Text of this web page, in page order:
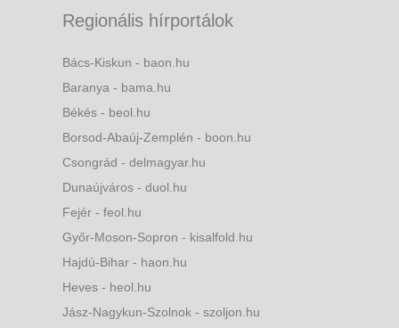
Regionális hírportálok
Bács-Kiskun - baon.hu
Baranya - bama.hu
Békés - beol.hu
Borsod-Abaúj-Zemplén - boon.hu
Csongrád - delmagyar.hu
Dunaújváros - duol.hu
Fejér - feol.hu
Győr-Moson-Sopron - kisalfold.hu
Hajdú-Bihar - haon.hu
Heves - heol.hu
Jász-Nagykun-Szolnok - szoljon.hu